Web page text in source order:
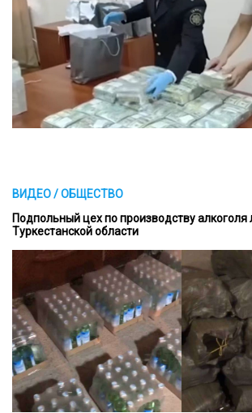
ВИДЕО / ОБЩЕСТВО
Подпольный цех по производству алкоголя
Туркестанской области